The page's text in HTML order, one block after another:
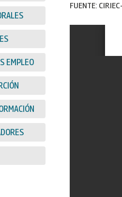
EMPLEO
FUENTE: